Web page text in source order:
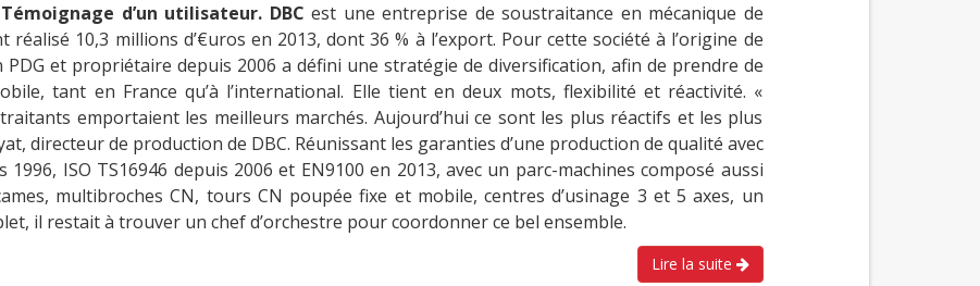
d’un utilisateur. DBC est une entreprise de soustraitance en mécanique de
réalisé 10,3 millions d’€uros en 2013, dont 36 % à l’export. Pour cette société à l’origine de
PDG et propriétaire depuis 2006 a défini une stratégie de diversification, afin de prendre de
tant en France qu’à l’international. Elle tient en deux mots, flexibilité et réactivité. «
emportaient les meilleurs marchés. Aujourd’hui ce sont les plus réactifs et les plus
directeur de production de DBC. Réunissant les garanties d’une production de qualité avec
1996, ISO TS16946 depuis 2006 et EN9100 en 2013, avec un parc-machines composé aussi
multibroches CN, tours CN poupée fixe et mobile, centres d’usinage 3 et 5 axes, un
il restait à trouver un chef d’orchestre pour coordonner ce bel ensemble.
Lire la suite